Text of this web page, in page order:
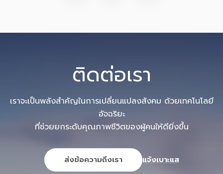
ติดต่อเรา
เราจะเป็นพลังสำคัญในการเปลี่ยนแปลงสังคม ด้วยเทคโนโลยี
อัจฉริยะ
ที่ช่วยยกระดับคุณภาพชีวิตของผู้คนให้ดียิ่งขึ้น
ส่งข้อความถึงเรา แจ้งเบาะแส